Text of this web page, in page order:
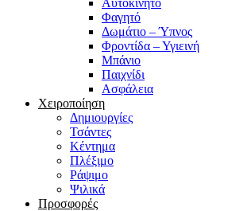
Αυτοκίνητο
Φαγητό
Δωμάτιο – Ύπνος
Φροντίδα – Υγιεινή
Μπάνιο
Παιχνίδι
Ασφάλεια
Χειροποίηση
Δημιουργίες
Τσάντες
Κέντημα
Πλέξιμο
Ράψιμο
Ψιλικά
Προσφορές